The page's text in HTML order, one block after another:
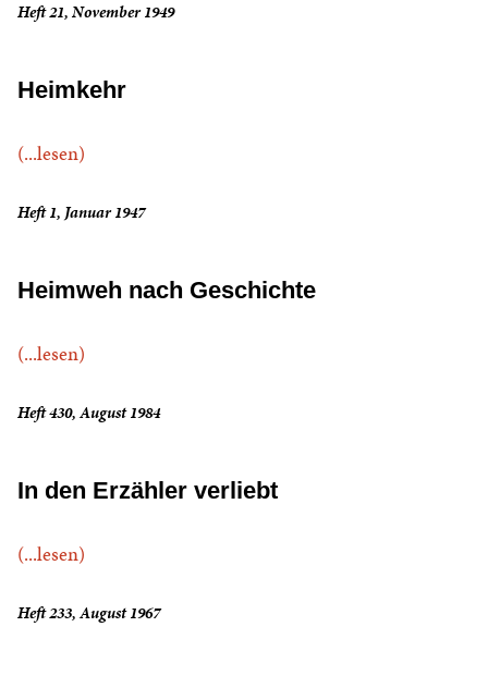
Heft 21, November 1949
Heimkehr
(...lesen)
Heft 1, Januar 1947
Heimweh nach Geschichte
(...lesen)
Heft 430, August 1984
In den Erzähler verliebt
(...lesen)
Heft 233, August 1967